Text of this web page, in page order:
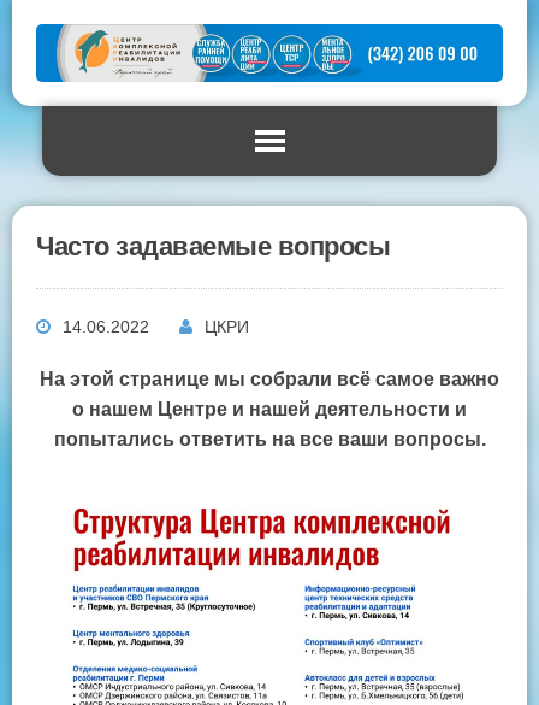
Часто задаваемые вопросы
14.06.2022 ЦКРИ
На этой странице мы собрали всё самое важно
о нашем Центре и нашей деятельности и
попытались ответить на все ваши вопросы.